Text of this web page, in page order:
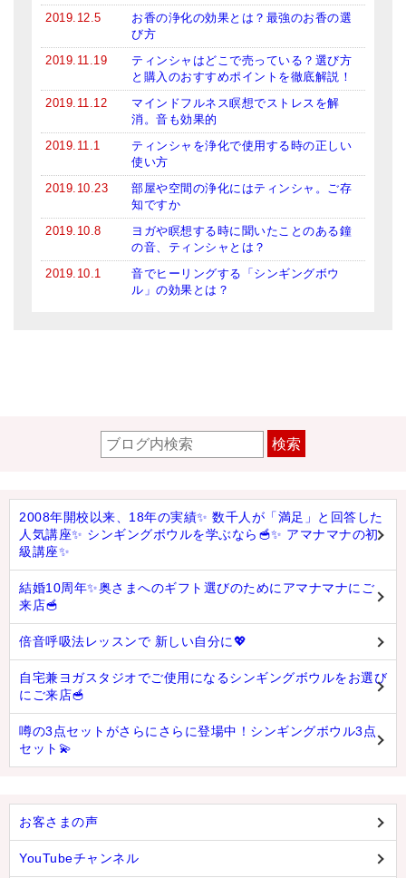
2019.12.5
お香の浄化の効果とは？最強のお香の選
び方
2019.11.19
ティンシャはどこで売っている？選び方
と購入のおすすめポイントを徹底解説！
2019.11.12
マインドフルネス瞑想でストレスを解
消。音も効果的
2019.11.1
ティンシャを浄化で使用する時の正しい
使い方
2019.10.23
部屋や空間の浄化にはティンシャ。ご存
知ですか
2019.10.8
ヨガや瞑想する時に聞いたことのある鐘
の音、ティンシャとは？
2019.10.1
音でヒーリングする「シンギングボウ
ル」の効果とは？
検索
2008年開校以来、18年の実績✨ 数千人が「満足」と回答した
人気講座✨ シンギングボウルを学ぶなら🥣✨ アマナマナの初
級講座✨
結婚10周年✨奥さまへのギフト選びのためにアマナマナにご
来店🥣
倍音呼吸法レッスンで 新しい自分に💖
自宅兼ヨガスタジオでご使用になるシンギングボウルをお選び
にご来店🥣
噂の3点セットがさらにさらに登場中！シンギングボウル3点
セット💫
お客さまの声
YouTubeチャンネル